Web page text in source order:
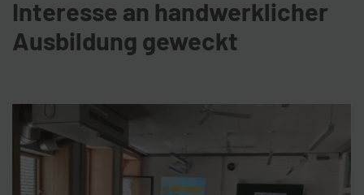
Interesse an handwerklicher
Ausbildung geweckt